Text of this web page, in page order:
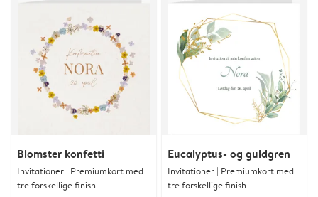
Blomster konfetti
Invitationer | Premiumkort med
tre forskellige finish
Eucalyptus- og guldgren
Invitationer | Premiumkort med
tre forskellige finish